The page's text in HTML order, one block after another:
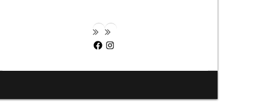
Facebook
Instagram